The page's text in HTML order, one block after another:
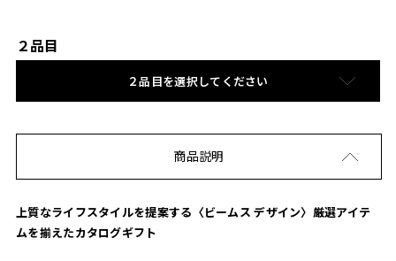
２品目
２品目を選択してください
商品説明
上質なライフスタイルを提案する〈ビームス デザイン〉厳選アイテ
ムを揃えたカタログギフト